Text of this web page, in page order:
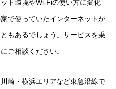
ト環境やWi-Fiの使い方に変化
で使っていたインターネットが
もあるでしょう。サービスを乗
ご相談ください。
崎・横浜エリアなど東急沿線で